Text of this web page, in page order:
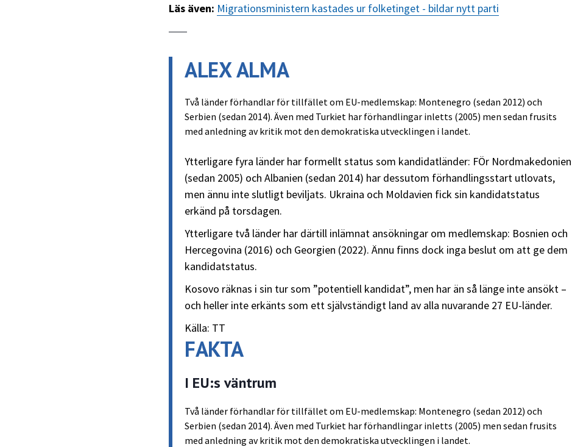
Läs även: Migrationsministern kastades ur folketinget - bildar nytt parti
ALEX ALMA
Två länder förhandlar för tillfället om EU-medlemskap: Montenegro (sedan 2012) och
Serbien (sedan 2014). Även med Turkiet har förhandlingar inletts (2005) men sedan frusits
med anledning av kritik mot den demokratiska utvecklingen i landet.
Ytterligare fyra länder har formellt status som kandidatländer: FÖr Nordmakedonien
(sedan 2005) och Albanien (sedan 2014) har dessutom förhandlingsstart utlovats,
men ännu inte slutligt beviljats. Ukraina och Moldavien fick sin kandidatstatus
erkänd på torsdagen.
Ytterligare två länder har därtill inlämnat ansökningar om medlemskap: Bosnien och
Hercegovina (2016) och Georgien (2022). Ännu finns dock inga beslut om att ge dem
kandidatstatus.
Kosovo räknas i sin tur som ”potentiell kandidat”, men har än så länge inte ansökt –
och heller inte erkänts som ett självständigt land av alla nuvarande 27 EU-länder.
Källa: TT
FAKTA
I EU:s väntrum
Två länder förhandlar för tillfället om EU-medlemskap: Montenegro (sedan 2012) och
Serbien (sedan 2014). Även med Turkiet har förhandlingar inletts (2005) men sedan frusits
med anledning av kritik mot den demokratiska utvecklingen i landet.